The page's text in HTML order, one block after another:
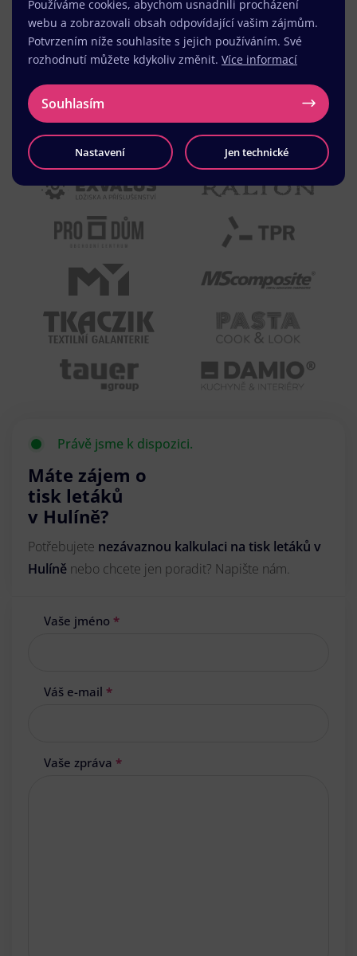
Právě jsme k dispozici.
Máte zájem o
tisk letáků
v Hulíně?
Potřebujete nezávaznou kalkulaci na tisk letáků v
Hulíně nebo chcete jen poradit? Napište nám.
Vaše jméno *
Váš e-mail *
Vaše zpráva *
Používáme cookies, abychom usnadnili procházení
webu a zobrazovali obsah odpovídající vašim zájmům.
Potvrzením níže souhlasíte s jejich používáním. Své
rozhodnutí můžete kdykoliv změnit. Více informací
Souhlasím
Nastavení Jen technické